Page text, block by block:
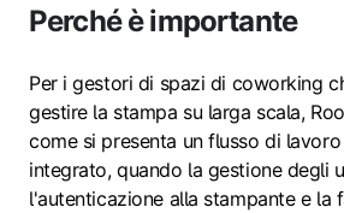
Perché è importante
Per i gestori di spazi di coworking
gestire la stampa su larga scala,
come si presenta un flusso di
integrato, quando la gestione degli
l'autenticazione alla stampante e la